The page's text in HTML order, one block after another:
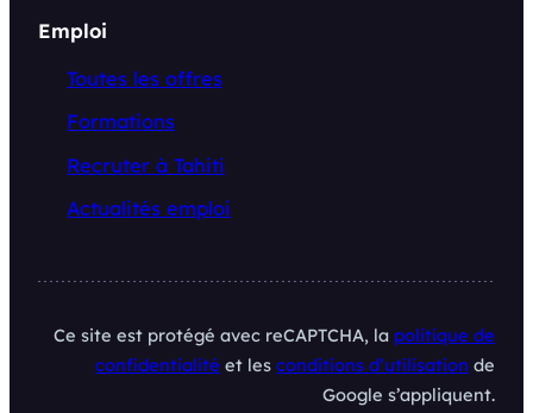
Emploi
Toutes les offres
Formations
Recruter à Tahiti
Actualités emploi
Ce site est protégé avec reCAPTCHA, la politique de
confidentialité et les conditions d’utilisation de
Google s’appliquent.